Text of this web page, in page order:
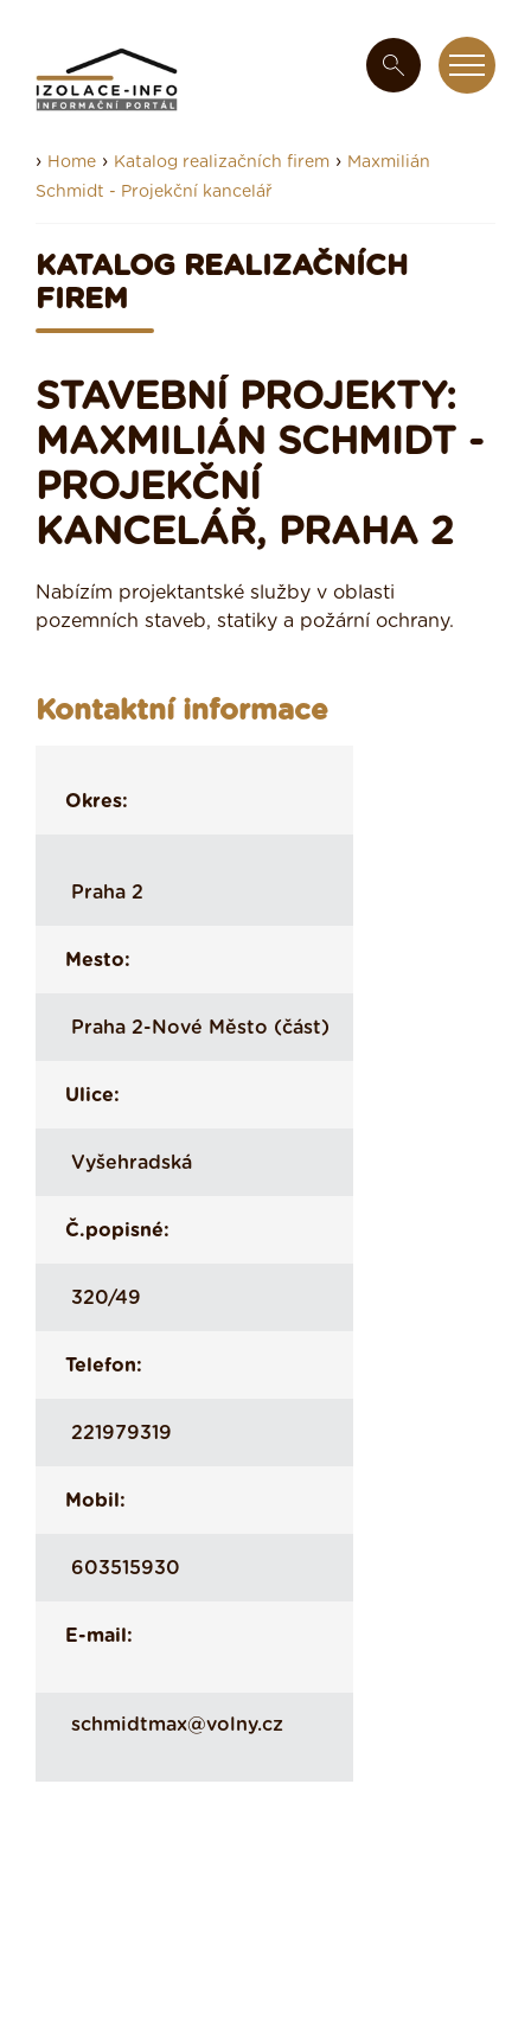
› Home › Katalog realizačních firem › Maxmilián
Schmidt - Projekční kancelář
KATALOG REALIZAČNÍCH
FIREM
STAVEBNÍ PROJEKTY:
MAXMILIÁN SCHMIDT -
PROJEKČNÍ
KANCELÁŘ, PRAHA 2
Nabízím projektantské služby v oblasti
pozemních staveb, statiky a požární ochrany.
Kontaktní informace
Okres:
Praha 2
Mesto:
Praha 2-Nové Město (část)
Ulice:
Vyšehradská
Č.popisné:
320/49
Telefon:
221979319
Mobil:
603515930
E-mail:
schmidtmax@volny.cz